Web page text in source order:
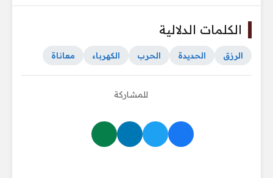
الكلمات الدلالية
الرزق الحديدة الحرب الكهرباء معاناة
للمشاركة